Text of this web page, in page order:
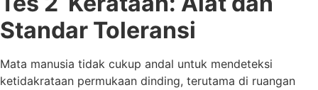
Standar Toleransi
Mata manusia tidak cukup andal untuk mendeteksi
ketidakrataan permukaan dinding, terutama di ruangan